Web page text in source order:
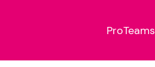
ProTeams